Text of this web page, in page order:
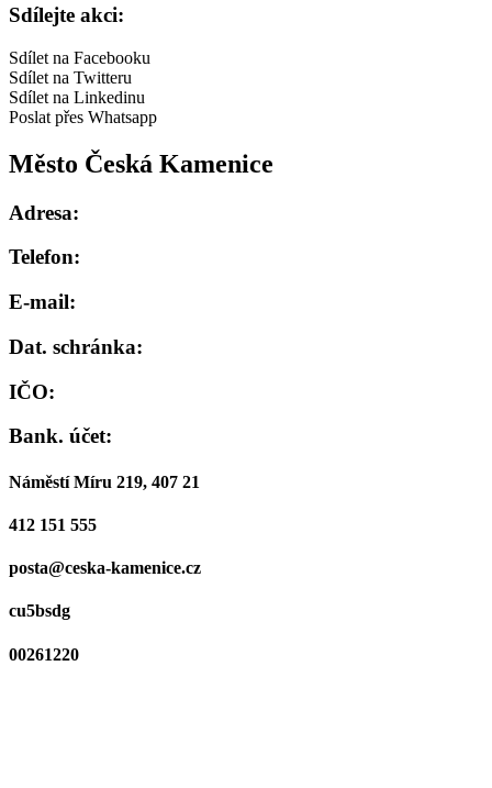
Sdílejte akci:
Sdílet na Facebooku
Sdílet na Twitteru
Sdílet na Linkedinu
Poslat přes Whatsapp
Město Česká Kamenice
Adresa:
Telefon:
E-mail:
Dat. schránka:
IČO:
Bank. účet:
Náměstí Míru 219, 407 21
412 151 555
posta@ceska-kamenice.cz
cu5bsdg
00261220